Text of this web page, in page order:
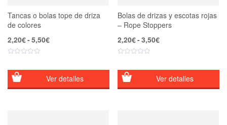
Tancas o bolas tope de driza
de colores
2,20€-5,50€Rango
desde
2,20€
hasta
Ver detalles
Bolas de drizas y escotas rojas
– Rope Stoppers
2,20€-3,50€Rango
desde
2,20€
hasta
Ver detalles